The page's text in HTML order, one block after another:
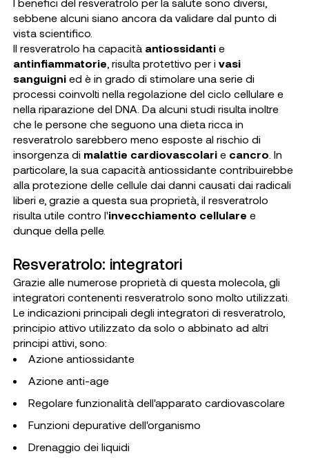
sebbene alcuni siano ancora da validare dal punto di
vista scientifico.
Il resveratrolo ha capacità antiossidantie
antinfiammatorie , risulta protettivo per i vasi
sanguignied è in grado di stimolare una serie di
processi coinvolti nella regolazione del ciclo cellulare e
nella riparazione del DNA. Da alcuni studi risulta inoltre
che le persone che seguono una dieta ricca in
resveratrolo sarebbero meno esposte al rischio di
insorgenza di malattie cardiovascolarie cancro . In
particolare, la sua capacità antiossidante contribuirebbe
alla protezione delle cellule dai danni causati dai radicali
liberi e, grazie a questa sua proprietà, il resveratrolo
risulta utile contro l'invecchiamento cellulare e
dunque della pelle.
Resveratrolo: integratori
Grazie alle numerose proprietà di questa molecola, gli
integratori contenenti resveratrolo sono molto utilizzati.
Le indicazioni principali degli integratori di resveratrolo,
principio attivo utilizzato da solo o abbinato ad altri
principi attivi, sono:
Azione antiossidante
Azione anti-age
Regolare funzionalità dell'apparato cardiovascolare
Funzioni depurative dell'organismo
Drenaggio dei liquidi